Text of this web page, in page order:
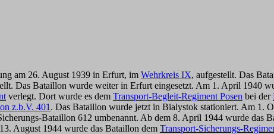
am 26. August 1939 in Erfurt, im Wehrkreis IX, aufgestellt. Das
Das Bataillon wurde weiter in Erfurt eingesetzt. Am 1. April 1940
verlegt. Dort wurde es dem Transport-Begleit-Regiment Posen bei der
z.b.V. 401 . Das Bataillon wurde jetzt in Bialystok stationiert. Am 1.
Bataillon 612 umbenannt. Ab dem 8. April 1944 wurde das
August 1944 wurde das Bataillon dem Transport-Sicherungs-